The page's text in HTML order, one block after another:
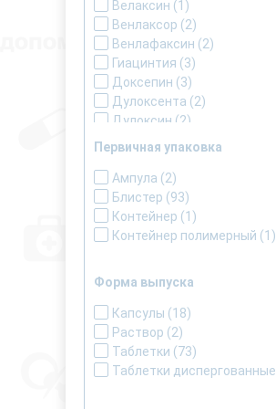
Торрент фармасьютикалс
лтд.
Фарма старт
(9)
Фармак ат
(1)
Фармапас с.а.
Фармасайнс(1)
Х. лундбек
(4)
завод зао(3)
Велаксин (1)
Венлаксор (2)
Венлафаксин (2)
Гиацинтия (3)
Доксепин (3)
Дулоксента (2)
Дулоксин (2)
Елицея
(2)
Естазил (2)
Залокс (1)
Золофт(1)
Клофранил (1)
Мелитор
Миарин (2)
Миасер(3)
Миртазапин(2)
Нейроплант (1)
Первичная упаковка
Ампула (2)
Блистер (93)
Контейнер (1)
Контейнер полимерный (1)
Форма выпуска
Капсулы (18)
Раствор (2)
Таблетки (73)
Таблетки диспергованные